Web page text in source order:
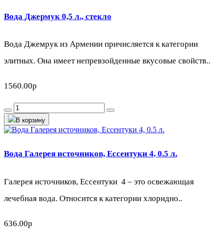
Вода Джермук 0,5 л., стекло
Вода Джемрук из Армении причисляется к категории
элитных. Она имеет непревзойденные вкусовые свойств..
1560.00р
В корзину
Вода Галерея источников, Ессентуки 4, 0.5 л.
Галерея источников, Ессентуки 4 – это освежающая
лечебная вода. Относится к категории хлоридно..
636.00р